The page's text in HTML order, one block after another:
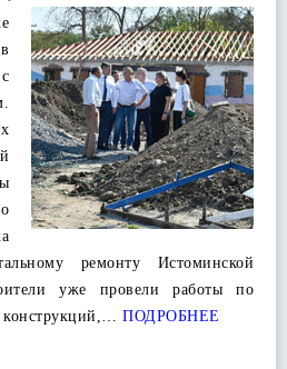
ремонту Истоминской
уже провели работы по
ПОДРОБНЕЕ